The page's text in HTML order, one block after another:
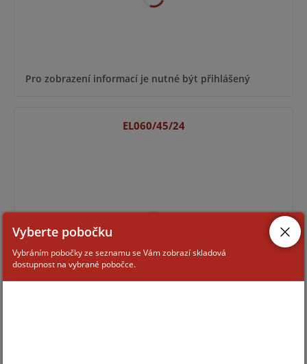
Pro zobrazení informací je nutné být přihlášený
EL060/45/24
Vyberte pobočku
Vybráním pobočky ze seznamu se Vám zobrazí skladová
dostupnost na vybrané pobočce.